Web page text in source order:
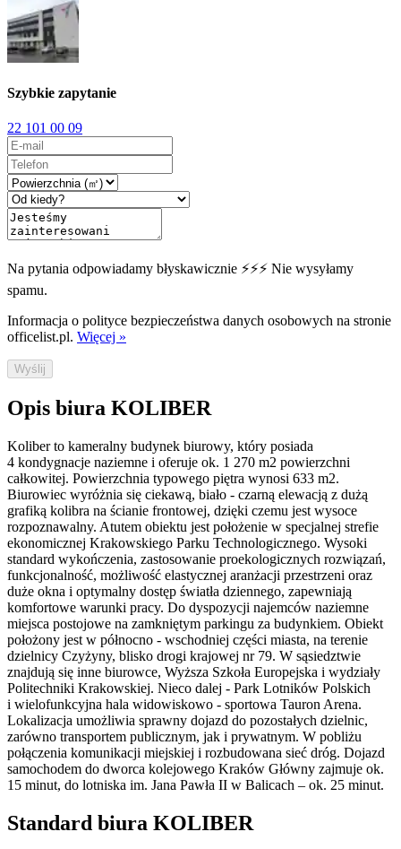
Szybkie zapytanie
22 101 00 09
Na pytania odpowiadamy błyskawicznie ⚡⚡⚡ Nie wysyłamy
spamu.
Informacja o polityce bezpieczeństwa danych osobowych na stronie
officelist.pl. Więcej »
Wyślij
Opis biura KOLIBER
Koliber to kameralny budynek biurowy, który posiada
4 kondygnacje naziemne i oferuje ok. 1 270 m2 powierzchni
całkowitej. Powierzchnia typowego piętra wynosi 633 m2.
Biurowiec wyróżnia się ciekawą, biało - czarną elewacją z dużą
grafiką kolibra na ścianie frontowej, dzięki czemu jest wysoce
rozpoznawalny. Atutem obiektu jest położenie w specjalnej strefie
ekonomicznej Krakowskiego Parku Technologicznego. Wysoki
standard wykończenia, zastosowanie proekologicznych rozwiązań,
funkcjonalność, możliwość elastycznej aranżacji przestrzeni oraz
duże okna i optymalny dostęp światła dziennego, zapewniają
komfortowe warunki pracy. Do dyspozycji najemców naziemne
miejsca postojowe na zamkniętym parkingu za budynkiem. Obiekt
położony jest w północno - wschodniej części miasta, na terenie
dzielnicy Czyżyny, blisko drogi krajowej nr 79. W sąsiedztwie
znajdują się inne biurowce, Wyższa Szkoła Europejska i wydziały
Politechniki Krakowskiej. Nieco dalej - Park Lotników Polskich
i wielofunkcyjna hala widowiskowo - sportowa Tauron Arena.
Lokalizacja umożliwia sprawny dojazd do pozostałych dzielnic,
zarówno transportem publicznym, jak i prywatnym. W pobliżu
połączenia komunikacji miejskiej i rozbudowana sieć dróg. Dojazd
samochodem do dworca kolejowego Kraków Główny zajmuje ok.
15 minut, do lotniska im. Jana Pawła II w Balicach – ok. 25 minut.
Standard biura KOLIBER